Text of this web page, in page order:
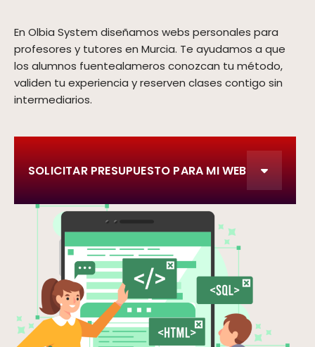
En Olbia System diseñamos webs personales para
profesores y tutores en Murcia. Te ayudamos a que
los alumnos fuentealameros conozcan tu método,
validen tu experiencia y reserven clases contigo sin
intermediarios.
SOLICITAR PRESUPUESTO PARA MI WEB